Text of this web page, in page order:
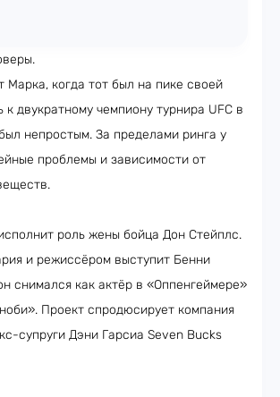
Марка, когда тот был на пике своей
к двукратному чемпиону турнира UFC в
непростым. За пределами ринга у
проблемы и зависимости от
роль жены бойца Дон Стейплс.
и режиссёром выступит Бенни
снимался как актёр в «Оппенгеймере»
Проект спродюсирует компания
супруги Дэни Гарсиа Seven Bucks